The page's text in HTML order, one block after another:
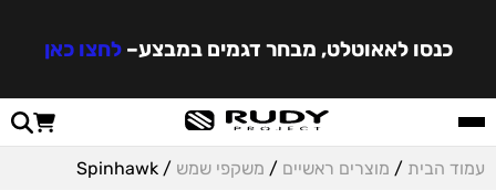
כנסו לאאוטלט, מבחר דגמים במבצע–לחצו כאן
עמוד הבית / מוצרים ראשיים / משקפי שמש / Spinhawk